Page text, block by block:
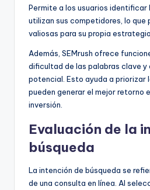
Permite a los usuarios identificar
utilizan sus competidores, lo que
valiosas para su propia estrategia.
Además, SEMrush ofrece
dificultad de las palabras clave
potencial. Esto ayuda a priorizar
pueden generar el mejor retorno
inversión.
Evaluación de la
búsqueda
La intención de búsqueda se
de una consulta en línea. Al